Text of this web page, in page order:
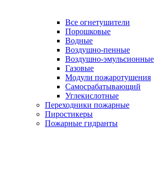
Все огнетушители
Порошковые
Водные
Воздушно-пенные
Воздушно-эмульсионные
Газовые
Модули пожаротушения
Самосрабатывающий
Углекислотные
Переходники пожарные
Пиростикеры
Пожарные гидранты